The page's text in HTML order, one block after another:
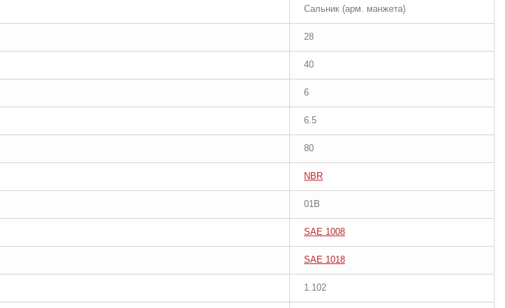
Сальник (арм. манжета)
28
40
6
6.5
80
NBR
01B
SAE 1008
SAE 1018
1.102